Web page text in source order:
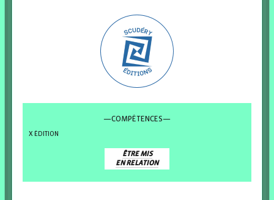
—COMPÉTENCES—
ÉDITION
ÊTRE MIS
EN RELATION